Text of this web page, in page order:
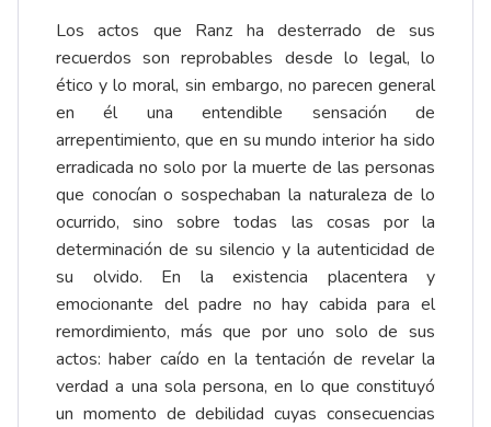
Los actos que Ranz ha desterrado de sus
recuerdos son reprobables desde lo legal, lo
ético y lo moral, sin embargo, no parecen general
en él una entendible sensación de
arrepentimiento, que en su mundo interior ha sido
erradicada no solo por la muerte de las personas
que conocían o sospechaban la naturaleza de lo
ocurrido, sino sobre todas las cosas por la
determinación de su silencio y la autenticidad de
su olvido. En la existencia placentera y
emocionante del padre no hay cabida para el
remordimiento, más que por uno solo de sus
actos: haber caído en la tentación de revelar la
verdad a una sola persona, en lo que constituyó
un momento de debilidad cuyas consecuencias